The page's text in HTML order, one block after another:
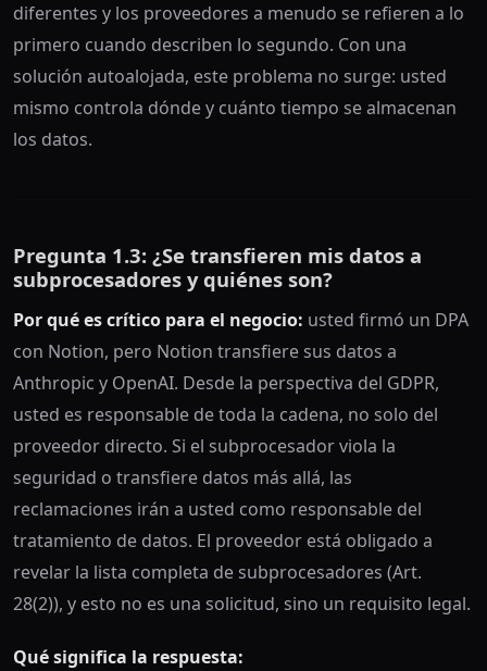
diferentes y los proveedores a menudo se refieren a lo
primero cuando describen lo segundo. Con una
solución autoalojada, este problema no surge: usted
mismo controla dónde y cuánto tiempo se almacenan
los datos.
Pregunta 1.3: ¿Se transfieren mis datos a
subprocesadores y quiénes son?
Por qué es crítico para el negocio: usted firmó un DPA
con Notion, pero Notion transfiere sus datos a
Anthropic y OpenAI. Desde la perspectiva del GDPR,
usted es responsable de toda la cadena, no solo del
proveedor directo. Si el subprocesador viola la
seguridad o transfiere datos más allá, las
reclamaciones irán a usted como responsable del
tratamiento de datos. El proveedor está obligado a
revelar la lista completa de subprocesadores (Art.
28(2)), y esto no es una solicitud, sino un requisito legal.
Qué significa la respuesta: